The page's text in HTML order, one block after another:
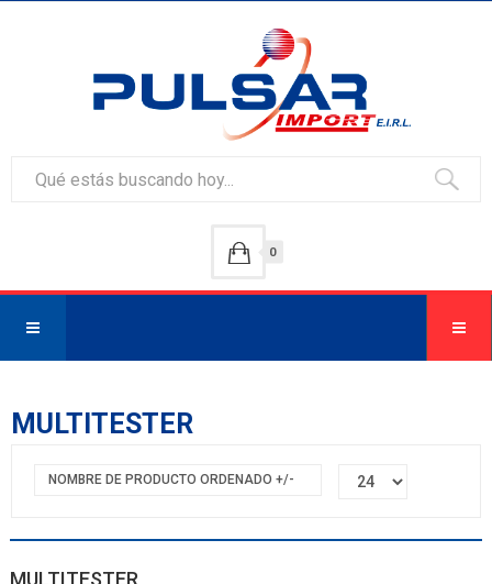
0
MULTITESTER
NOMBRE DE PRODUCTO ORDENADO +/-